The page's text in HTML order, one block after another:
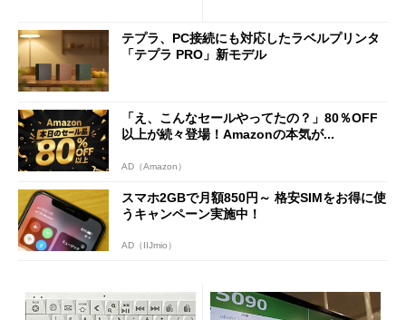
テプラ、PC接続にも対応したラベルプリンタ
「テプラ PRO」新モデル
「え、こんなセールやってたの？」80％OFF
以上が続々登場！Amazonの本気が...
AD（Amazon）
スマホ2GBで月額850円～ 格安SIMをお得に使
うキャンペーン実施中！
AD（IIJmio）